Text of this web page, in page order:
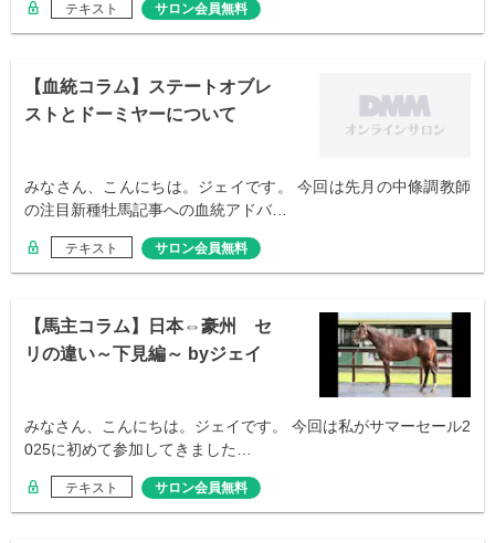
テキスト サロン会員無料
【血統コラム】ステートオブレ
ストとドーミヤーについて
みなさん、こんにちは。ジェイです。 今回は先月の中條調教師
の注目新種牡馬記事への血統アドバ…
テキスト サロン会員無料
【馬主コラム】日本⇔豪州 セ
リの違い～下見編～ byジェイ
みなさん、こんにちは。ジェイです。 今回は私がサマーセール2
025に初めて参加してきました…
テキスト サロン会員無料